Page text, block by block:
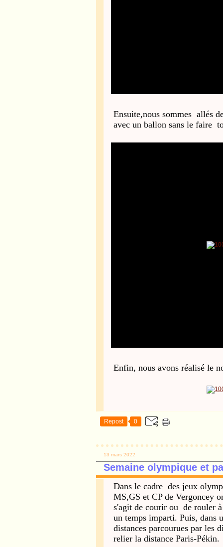
Ensuite,nous sommes allés
avec un ballon sans le faire
Enfin, nous avons réalisé le
Repost 0
13 mars 2022
Semaine olympique et
Dans le cadre des jeux
MS,GS et CP de Vergoncey
s'agit de courir ou de rouler
un temps imparti. Puis, dans
distances parcourues par les
relier la distance Paris-Pékin.